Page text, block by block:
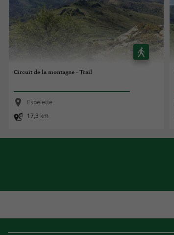
Circuit de la montagne - Trail
Espelette
17,3 km